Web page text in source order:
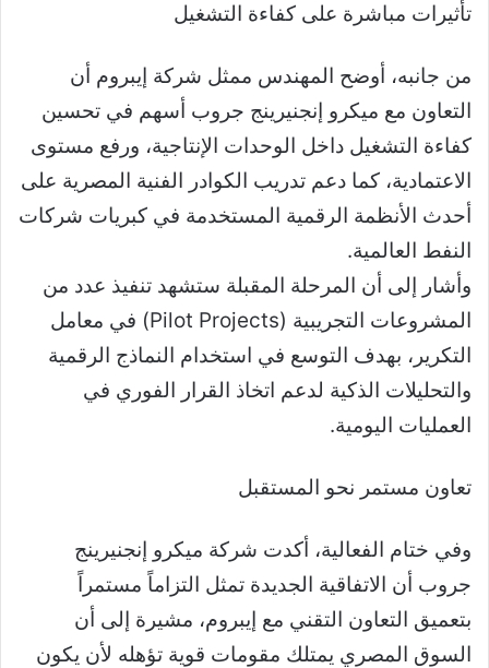
تأثيرات مباشرة على كفاءة التشغيل
من جانبه، أوضح المهندس ممثل شركة إيبروم أن
التعاون مع ميكرو إنجنيرينج جروب أسهم في تحسين
كفاءة التشغيل داخل الوحدات الإنتاجية، ورفع مستوى
الاعتمادية، كما دعم تدريب الكوادر الفنية المصرية على
أحدث الأنظمة الرقمية المستخدمة في كبريات شركات
النفط العالمية.
وأشار إلى أن المرحلة المقبلة ستشهد تنفيذ عدد من
المشروعات التجريبية (Pilot Projects) في معامل
التكرير، بهدف التوسع في استخدام النماذج الرقمية
والتحليلات الذكية لدعم اتخاذ القرار الفوري في
العمليات اليومية.
تعاون مستمر نحو المستقبل
وفي ختام الفعالية، أكدت شركة ميكرو إنجنيرينج
جروب أن الاتفاقية الجديدة تمثل التزاماً مستمراً
بتعميق التعاون التقني مع إيبروم، مشيرة إلى أن
السوق المصري يمتلك مقومات قوية تؤهله لأن يكون